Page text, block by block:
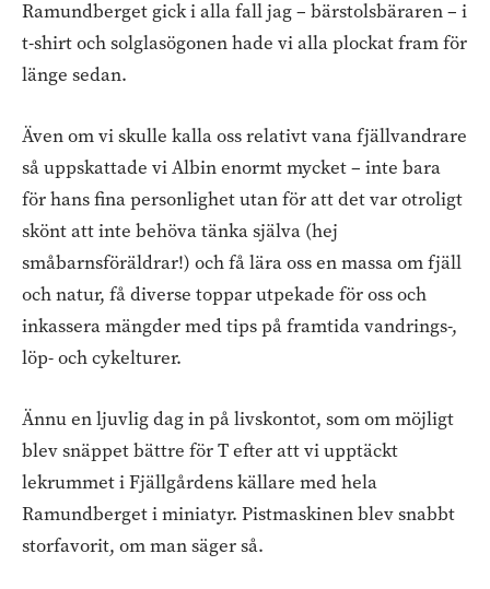
Ramundberget gick i alla fall jag – bärstolsbäraren – i
t-shirt och solglasögonen hade vi alla plockat fram för
länge sedan.
Även om vi skulle kalla oss relativt vana fjällvandrare
så uppskattade vi Albin enormt mycket – inte bara
för hans fina personlighet utan för att det var otroligt
skönt att inte behöva tänka själva (hej
småbarnsföräldrar!) och få lära oss en massa om fjäll
och natur, få diverse toppar utpekade för oss och
inkassera mängder med tips på framtida vandrings-,
löp- och cykelturer.
Ännu en ljuvlig dag in på livskontot, som om möjligt
blev snäppet bättre för T efter att vi upptäckt
lekrummet i Fjällgårdens källare med hela
Ramundberget i miniatyr. Pistmaskinen blev snabbt
storfavorit, om man säger så.